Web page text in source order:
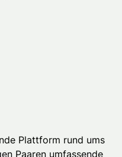
Plattform rund ums
Paaren umfassende